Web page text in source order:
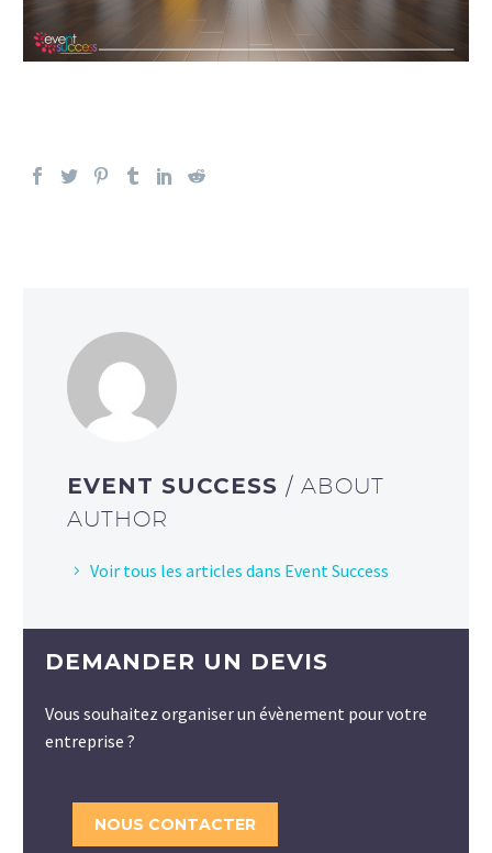
EVENT SUCCESS / ABOUT
AUTHOR
Voir tous les articles dans Event Success
DEMANDER UN DEVIS
Vous souhaitez organiser un évènement pour votre
entreprise ?
NOUS CONTACTER